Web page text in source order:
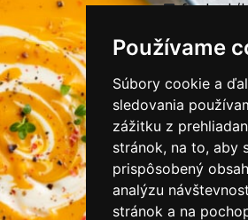
Používame
Súbory cookie a
sledovania
zážitku z
stránok, na to, aby
prispôsobený
analýzu
stránok a na
facebook/
PRIHLÁSIŤ SA
Všeobecné